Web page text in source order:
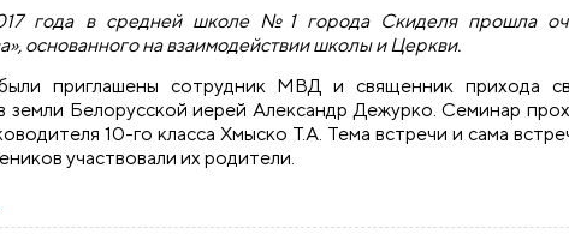
года в средней школе №1 города Скиделя прошла
основанного на взаимодействии школы и Церкви.
приглашены сотрудник МВД и священник прихода
земли Белорусской иерей Александр Дежурко. Семинар
10-го класса Хмыско Т.А. Тема встречи и сама
участвовали их родители.